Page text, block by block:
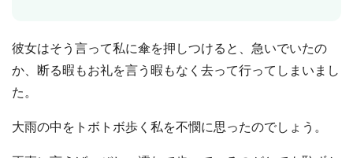
彼女はそう言って私に傘を押しつけると、急いでいたの
か、断る暇もお礼を言う暇もなく去って行ってしまいまし
た。
大雨の中をトボトボ歩く私を不憫に思ったのでしょう。